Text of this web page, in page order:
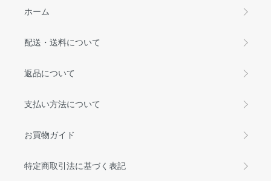
ホーム
配送・送料について
返品について
支払い方法について
お買物ガイド
特定商取引法に基づく表記